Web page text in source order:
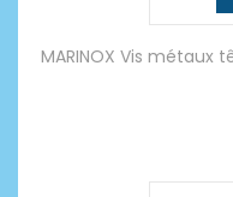
MARINOX Vis métaux